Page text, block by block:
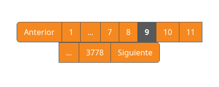
Anterior 1 ... 7 8 9 10
11
...
3778 Siguiente